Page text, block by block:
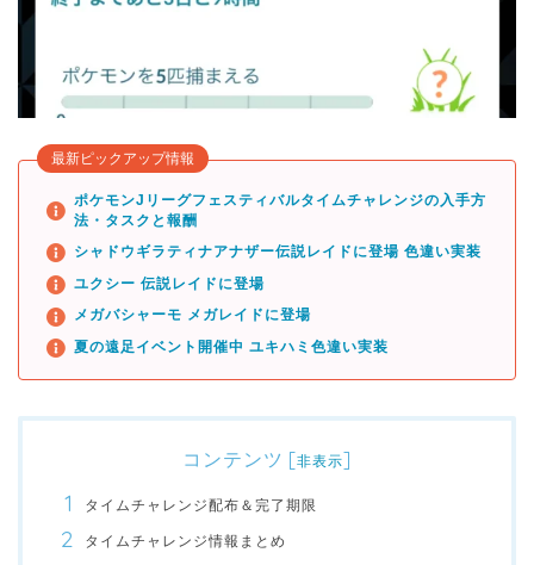
最新ピックアップ情報
ポケモンJリーグフェスティバルタイムチャレンジの入手方
法・タスクと報酬
シャドウギラティナアナザー伝説レイドに登場 色違い実装
ユクシー 伝説レイドに登場
メガバシャーモ メガレイドに登場
夏の遠足イベント開催中 ユキハミ色違い実装
コンテンツ [非表示]
タイムチャレンジ配布＆完了期限
タイムチャレンジ情報まとめ